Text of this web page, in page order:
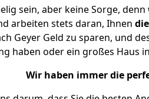
sein, aber keine Sorge,
arbeiten stets daran, Ihnen
Geyer Geld zu sparen, und
haben oder ein großes Haus
Wir haben immer die